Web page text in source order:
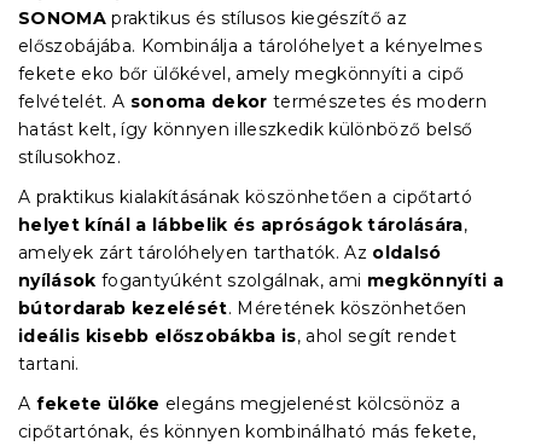
SONOMA praktikus és stílusos kiegészítő az
előszobájába. Kombinálja a tárolóhelyet a kényelmes
fekete eko bőr ülőkével, amely megkönnyíti a cipő
felvételét. A sonoma dekor természetes és modern
hatást kelt, így könnyen illeszkedik különböző belső
stílusokhoz.
A praktikus kialakításának köszönhetően a cipőtartó
helyet kínál a lábbelik és apróságok tárolására,
amelyek zárt tárolóhelyen tarthatók. Az oldalsó
nyílások fogantyúként szolgálnak, ami megkönnyíti a
bútordarab kezelését. Méretének köszönhetően
ideális kisebb előszobákba is, ahol segít rendet
tartani.
A fekete ülőke elegáns megjelenést kölcsönöz a
cipőtartónak, és könnyen kombinálható más fekete,